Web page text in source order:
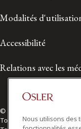
Modalités
Accessibilité
Relations avec les
© 2026 Osler, Hoskin &
Tous droits réservés
Nous utilisons des